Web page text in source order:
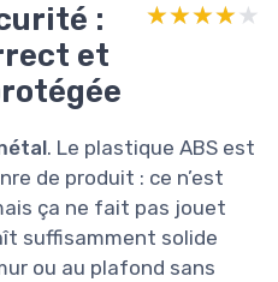
:
et
★★★★★
★★★★★
. Le plastique ABS est
de produit : ce n’est
ça ne fait pas jouet
suffisamment solide
ou au plafond sans